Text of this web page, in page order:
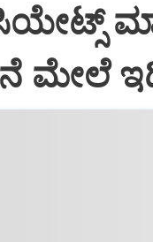
ಮೇಲೆ